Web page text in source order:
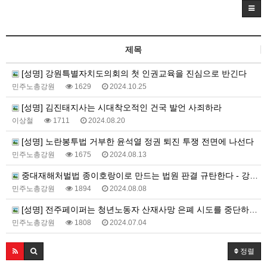
제목
[성명] 강원특별자치도의회의 첫 인권교육을 진심으로 반긴다
민주노총강원 1629 2024.10.25
[성명] 김진태지사는 시대착오적인 건국 발언 사죄하라
이상철 1711 2024.08.20
[성명] 노란봉투법 거부한 윤석열 정권 퇴진 투쟁 전면에 나선다
민주노총강원 1675 2024.08.13
중대재해처벌법 종이호랑이로 만드는 법원 판결 규탄한다 - 강원 1호 기소사건 1심 결과에 대하여
민주노총강원 1894 2024.08.08
[성명] 전주페이퍼는 청년노동자 산재사망 은폐 시도를 중단하고, 진상규명 재발방지 대책 마련에 책임을 다하라
민주노총강원 1808 2024.07.04
정렬